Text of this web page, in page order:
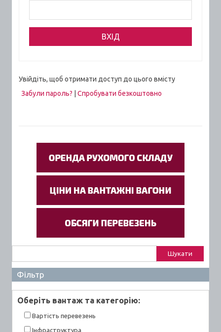
Увійдіть, щоб отримати доступ до цього вмісту
Забули пароль?
Спробувати безкоштовно
Фільтр
Оберiть вантаж та категорiю:
Вартiсть перевезень
Інфраструктура